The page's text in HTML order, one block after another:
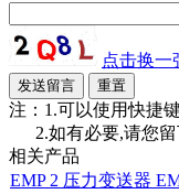
点击换一
注：1.可以使用快
2.如有必要,请您
相关产品
EMP 2 压力变送器